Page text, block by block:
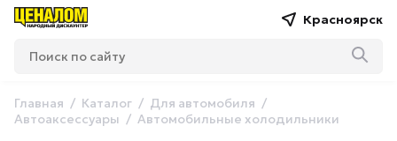
Красноярск
Главная Каталог
Для автомобиля
Автоаксессуары
Автомобильные холодильники